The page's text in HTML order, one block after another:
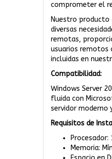
comprometer el
Nuestro producto
diversas
remotas,
usuarios remotos
incluidas en
Compatibilidad:
Windows Server
fluida con
servidor moderno
Requisitos de
Memoria: